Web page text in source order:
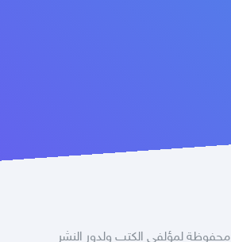
لمؤلفي الكتب ولدور النشر